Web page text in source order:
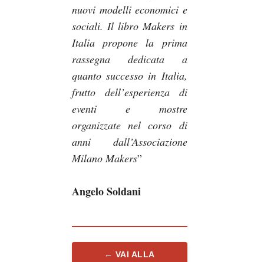
nuovi modelli economici e
sociali. Il libro Makers in
Italia propone la prima
rassegna dedicata a
quanto successo in Italia,
frutto dell’esperienza di
eventi e mostre
organizzate nel corso di
anni dall’Associazione
Milano Makers”
Angelo Soldani
← VAI ALLA